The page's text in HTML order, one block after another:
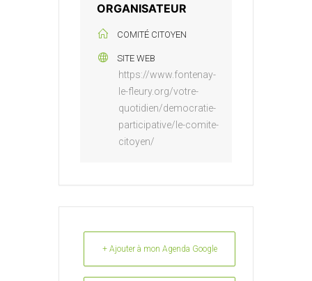
ORGANISATEUR
COMITÉ CITOYEN
SITE WEB
https://www.fontenay-
le-fleury.org/votre-
quotidien/democratie-
participative/le-comite-
citoyen/
+ Ajouter à mon Agenda Google